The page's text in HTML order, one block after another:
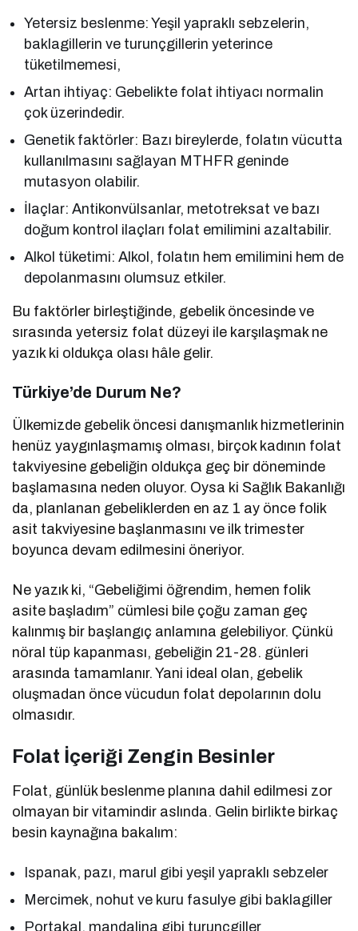
Yetersiz beslenme: Yeşil yapraklı sebzelerin,
baklagillerin ve turunçgillerin yeterince
tüketilmemesi,
Artan ihtiyaç: Gebelikte folat ihtiyacı normalin
çok üzerindedir.
Genetik faktörler: Bazı bireylerde, folatın vücutta
kullanılmasını sağlayan MTHFR geninde
mutasyon olabilir.
İlaçlar: Antikonvülsanlar, metotreksat ve bazı
doğum kontrol ilaçları folat emilimini azaltabilir.
Alkol tüketimi: Alkol, folatın hem emilimini hem de
depolanmasını olumsuz etkiler.
Bu faktörler birleştiğinde, gebelik öncesinde ve
sırasında yetersiz folat düzeyi ile karşılaşmak ne
yazık ki oldukça olası hâle gelir.
Türkiye’de Durum Ne?
Ülkemizde gebelik öncesi danışmanlık hizmetlerinin
henüz yaygınlaşmamış olması, birçok kadının folat
takviyesine gebeliğin oldukça geç bir döneminde
başlamasına neden oluyor. Oysa ki Sağlık Bakanlığı
da, planlanan gebeliklerden en az 1 ay önce folik
asit takviyesine başlanmasını ve ilk trimester
boyunca devam edilmesini öneriyor.
Ne yazık ki, “Gebeliğimi öğrendim, hemen folik
asite başladım” cümlesi bile çoğu zaman geç
kalınmış bir başlangıç anlamına gelebiliyor. Çünkü
nöral tüp kapanması, gebeliğin 21-28. günleri
arasında tamamlanır. Yani ideal olan, gebelik
oluşmadan önce vücudun folat depolarının dolu
olmasıdır.
Folat İçeriği Zengin Besinler
Folat, günlük beslenme planına dahil edilmesi zor
olmayan bir vitamindir aslında. Gelin birlikte birkaç
besin kaynağına bakalım:
Ispanak, pazı, marul gibi yeşil yapraklı sebzeler
Mercimek, nohut ve kuru fasulye gibi baklagiller
Portakal, mandalina gibi turunçgiller